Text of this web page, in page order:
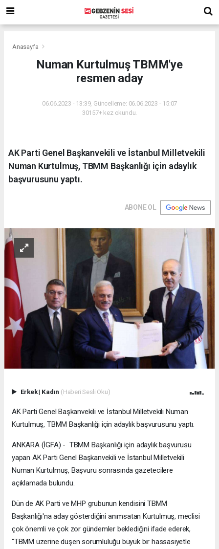
Anasayfa
Numan Kurtulmuş TBMM'ye
resmen aday
06.06.2023 - 13:39, Güncelleme: 06.06.2023 - 15:07
30157+ kez okundu.
AK Parti Genel Başkanvekili ve İstanbul Milletvekili
Numan Kurtulmuş, TBMM Başkanlığı için adaylık
başvurusunu yaptı.
ABONE OL
Erkek| Kadın (Haberi Sesli Oku)
AK Parti Genel Başkanvekili ve İstanbul Milletvekili Numan
Kurtulmuş, TBMM Başkanlığı için adaylık başvurusunu yaptı.
ANKARA (İGFA) - TBMM Başkanlığı için adaylık başvurusu
yapan AK Parti Genel Başkanvekili ve İstanbul Milletvekili
Numan Kurtulmuş, Başvuru sonrasında gazetecilere
açıklamada bulundu.
Dün de AK Parti ve MHP grubunun kendisini TBMM
Başkanlığı'na aday gösterdiğini anımsatan Kurtulmuş, meclisi
çok önemli ve çok zor gündemler beklediğini ifade ederek,
"TBMM üzerine düşen sorumluluğu büyük bir hassasiyetle